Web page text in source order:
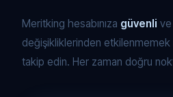
Meritking hesabınıza güvenli ve
değişikliklerinden etkilenmemek
takip edin. Her zaman doğru